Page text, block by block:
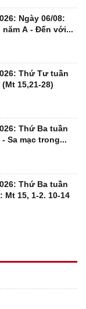
Ngày 06/08:
năm A - Đến với...
Thứ Tư tuần
15,21-28)
Thứ Ba tuần
Sa mạc trong...
Thứ Ba tuần
Mt 15, 1-2. 10-14